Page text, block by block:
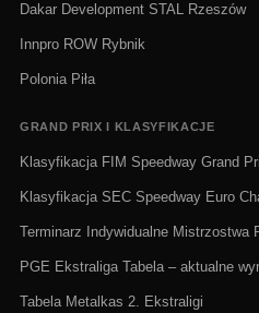
Dakar Development STAL Rzeszów
Innpro ROW Rybnik
Polonia Piła
GRAND PRIX I KLASYFIKACJE
Klasyfikacja FIM Speedway Grand
Klasyfikacja SEC Speedway Euro
Terminarz Indywidualne Mistrzostwa
PGE Ekstraliga Tabela – aktualne
Tabela Metalkas 2. Ekstraligi